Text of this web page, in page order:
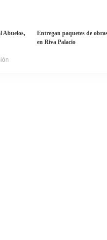
Abuelos,
Entregan paquetes de
en Riva Palacio